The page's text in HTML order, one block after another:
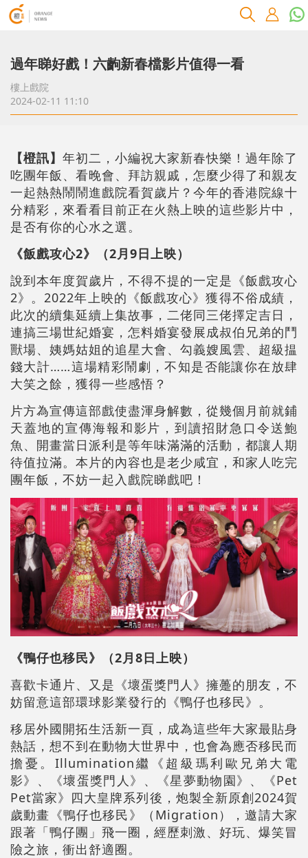
過年睇好戲！六齣新春檔影片值得一看
樓上戲院
2024-02-11 11:10
【橙訊】 年初二，小編祝大家新春快樂！過年除了
吃團年飯、看晚會、拜訪親戚，怎麼少得了和親友
一起熱熱鬧鬧進戲院看賀歲片？今年的香港院線十
分精彩，來看看目前正在火熱上映的這些影片中，
是否有你的心水之選。
《飯戲攻心2》（2月9日上映）
說到本年度賀歲片，不得不提的一定是《飯戲攻心
2》。2022年上映的《飯戲攻心》獲得不俗成績，
此次的續集延續上集故事，二佬同三佬擇定吉日，
連搞三場世紀婚宴，怎料婚宴發展成叔伯兄弟的鬥
獸場、姨媽姑姐的追星大會、勾義嫂風雲、超級揾
錢大計……這場精彩鬧劇，不知是否能讓你在放肆
大笑之餘，獲得一些感悟？
片方為宣傳這部戲使盡渾身解數，從幾個月前就鋪
天蓋地的宣傳海報和影片，到讀招財急口令送鮑
魚、開畫當日派利是等年味滿滿的活動，都讓人期
待值拉滿。本片的內容也是老少咸宜，和家人吃完
團年飯，不妨一起入戲院睇戲吧！
《鴨仔也移民》（2月8日上映）
喜歡卡通片、又是《壞蛋獎門人》擁躉的朋友，不
妨留意這部環球影業發行的《鴨仔也移民》。
移居外國開拓生活新一頁，成為這些年大家最貼身
熱話，想不到在動物大世界中，也會為應否移民而
擔憂。Illumination繼《超級瑪利歐兄弟大電
影》、《壞蛋獎門人》、《星夢動物園》、《Pet
Pet當家》四大皇牌系列後，炮製全新原創2024賀
歲動畫《鴨仔也移民》（Migration），邀請大家
跟著「鴨仔團」飛一圈，經歷刺激、好玩、爆笑冒
險之旅，衝出舒適圈。